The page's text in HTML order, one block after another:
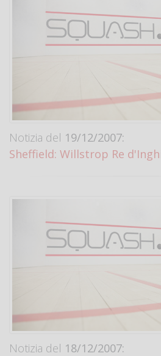
Notizia del 19/12/2007:
Sheffield: Willstrop Re
Notizia del 18/12/2007: